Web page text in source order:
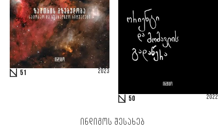
51 2023
50 2022
ᲘᲜᲓᲘᲒᲝᲡ ᲨᲔᲡᲐᲮᲔᲑ